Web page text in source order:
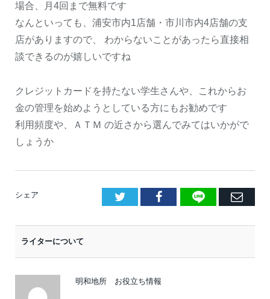
場合、月4回まで無料です
なんといっても、浦安市内1店舗・市川市内4店舗の支
店がありますので、 わからないことがあったら直接相
談できるのが嬉しいですね
クレジットカードを持たない学生さんや、これからお
金の管理を始めようとしている方にもお勧めです
利用頻度や、ＡＴＭ の近さから選んでみてはいかがで
しょうか
シェア Facebook
LINE
E
ライターについて
明和地所 お役立ち情報